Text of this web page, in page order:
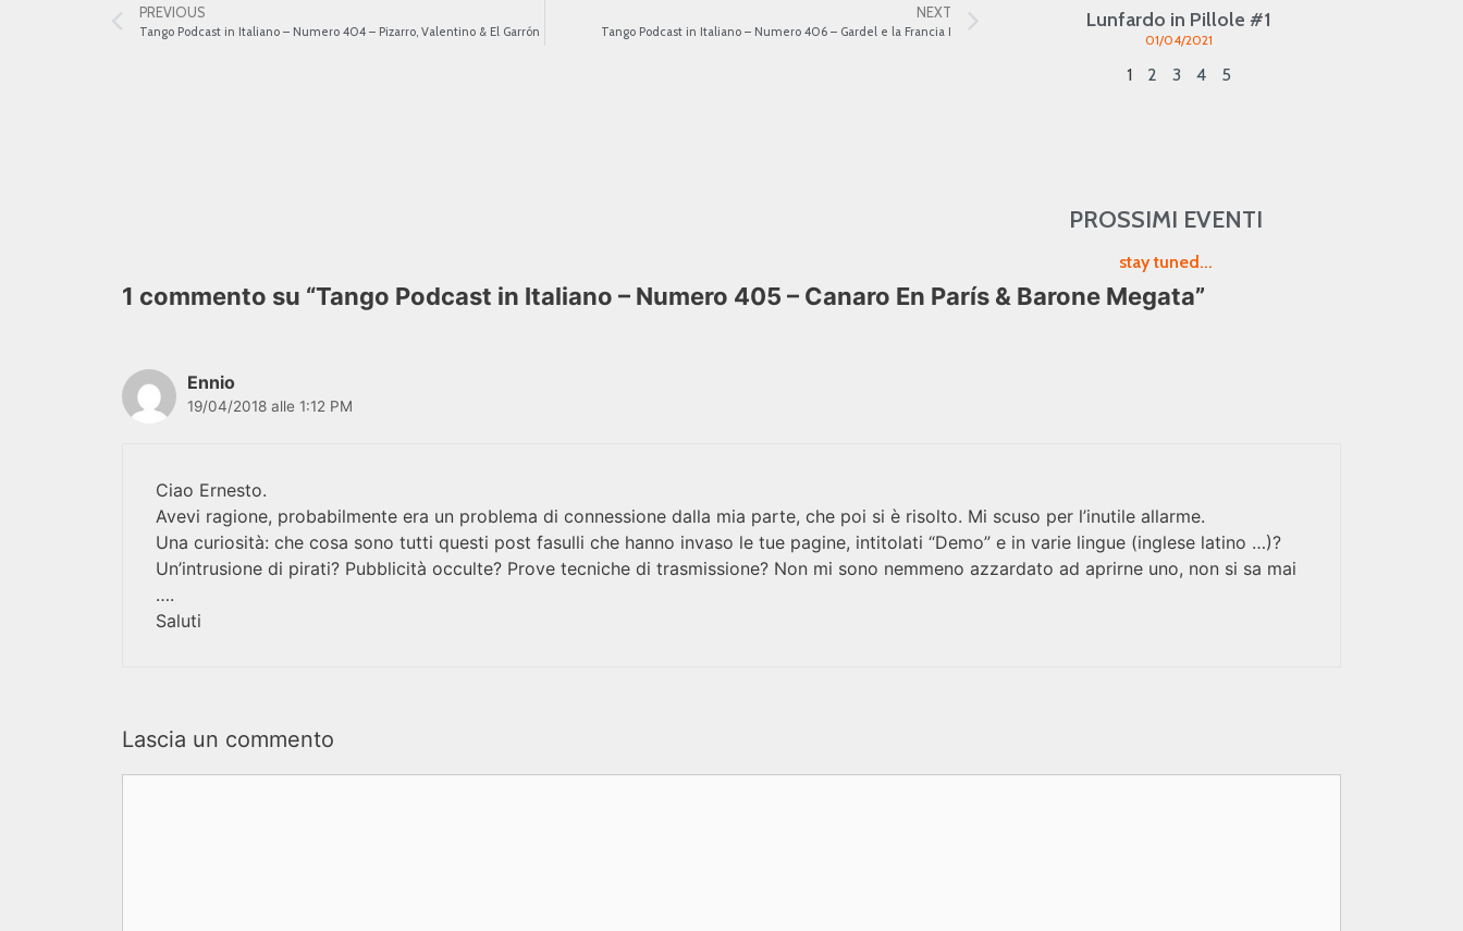
PREVIOUS
Tango Podcast in Italiano – Numero 404 – Pizarro, Valentino & El Garrón
NEXT
Tango Podcast in Italiano – Numero 406 – Gardel e la Francia I Lunfardo in Pillole #1
01/04/2021
1 2 3 4 5
PROSSIMI EVENTI
stay tuned...
1 commento su “Tango Podcast in Italiano – Numero 405 – Canaro En París & Barone Megata”
Ennio
19/04/2018 alle 1:12 PM
Ciao Ernesto.
Avevi ragione, probabilmente era un problema di connessione dalla mia parte, che poi si è risolto. Mi scuso per l’inutile allarme.
Una curiosità: che cosa sono tutti questi post fasulli che hanno invaso le tue pagine, intitolati “Demo” e in varie lingue (inglese latino …)?
Un’intrusione di pirati? Pubblicità occulte? Prove tecniche di trasmissione? Non mi sono nemmeno azzardato ad aprirne uno, non si sa mai
….
Saluti
Lascia un commento